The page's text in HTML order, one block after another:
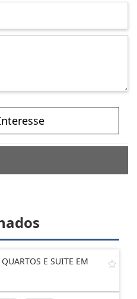
E SUITE EM